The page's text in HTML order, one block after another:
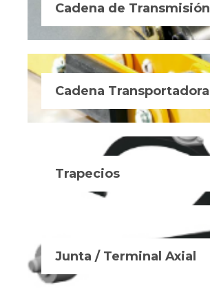
Cadena de Transmisión
Cadena Transportadora
Trapecios
Junta / Terminal Axial